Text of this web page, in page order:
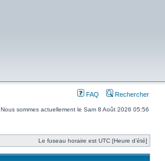
FAQ Rechercher
Nous sommes actuellement le Sam 8 Août 2026 05:56
Le fuseau horaire est UTC [Heure d’été]